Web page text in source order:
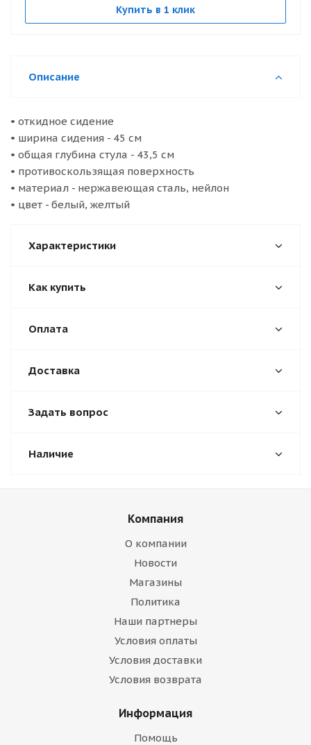
Купить в 1 клик
Описание
• откидное сидение
• ширина сидения - 45 см
• общая глубина стула - 43,5 см
• противоскользящая поверхность
• материал - нержавеющая сталь, нейлон
• цвет - белый, желтый
Характеристики
Как купить
Оплата
Доставка
Задать вопрос
Наличие
Компания
О компании
Новости
Магазины
Политика
Наши партнеры
Условия оплаты
Условия доставки
Условия возврата
Информация
Помощь